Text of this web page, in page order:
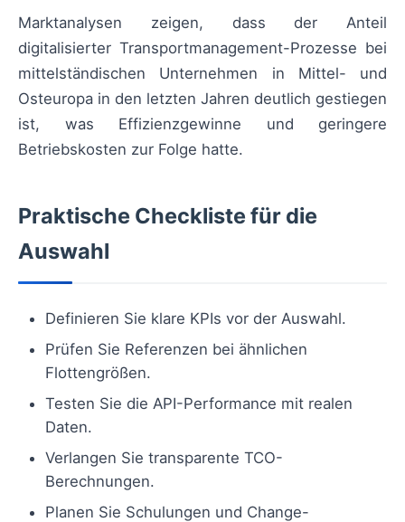
Marktanalysen zeigen, dass der Anteil
digitalisierter Transportmanagement-Prozesse bei
mittelständischen Unternehmen in Mittel- und
Osteuropa in den letzten Jahren deutlich gestiegen
ist, was Effizienzgewinne und geringere
Betriebskosten zur Folge hatte.
Praktische Checkliste für die
Auswahl
Definieren Sie klare KPIs vor der Auswahl.
Prüfen Sie Referenzen bei ähnlichen
Flottengrößen.
Testen Sie die API-Performance mit realen
Daten.
Verlangen Sie transparente TCO-
Berechnungen.
Planen Sie Schulungen und Change-